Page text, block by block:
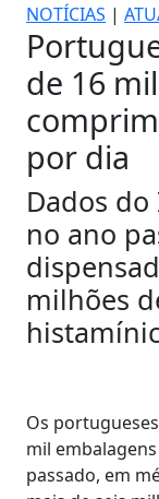
NOTÍCIAS |
de 16
por dia
Dados
no ano
milhões
Os
mil
passado, em